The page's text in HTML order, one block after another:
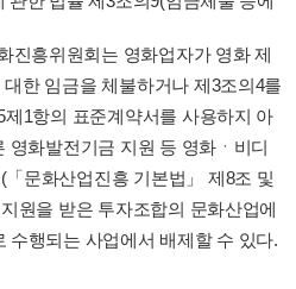
진흥위원회는 영화업자가 영화 제
한 임금을 체불하거나 제3조의4를
1항의 표준계약서를 사용하지 아
영화발전기금 지원 등 영화ㆍ비디
문화산업진흥 기본법」 제8조 및
원을 받은 투자조합의 문화산업에
수행되는 사업에서 배제할 수 있다.